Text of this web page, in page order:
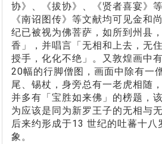
协》、《拔协》、《贤者喜宴》
《南诏图传》等文献均可见金和
纪已被视为佛菩萨，如所到州县
香」，并唱言「无相和上去，无
授手，化化不绝」。又敦煌画中
20幅的行脚僧图，画面中除有一
尾、锡杖，身旁总有一老虎相随
并多有「宝胜如来佛」的榜题，
为应该是同为新罗王子的无相与
后来约形成于13 世纪的吐蕃十八
象。